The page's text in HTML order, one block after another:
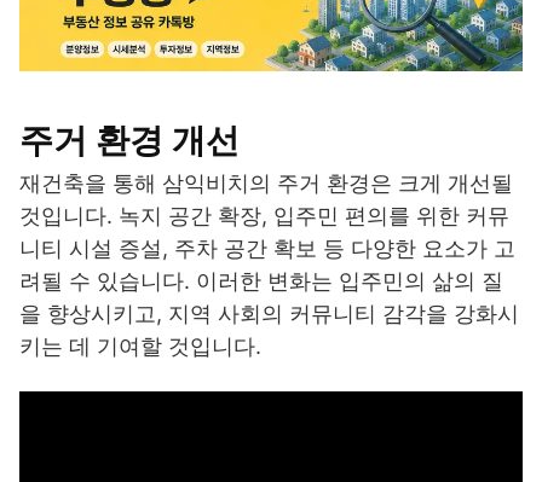
주거 환경 개선
재건축을 통해 삼익비치의 주거 환경은 크게 개선될
것입니다. 녹지 공간 확장, 입주민 편의를 위한 커뮤
니티 시설 증설, 주차 공간 확보 등 다양한 요소가 고
려될 수 있습니다. 이러한 변화는 입주민의 삶의 질
을 향상시키고, 지역 사회의 커뮤니티 감각을 강화시
키는 데 기여할 것입니다.